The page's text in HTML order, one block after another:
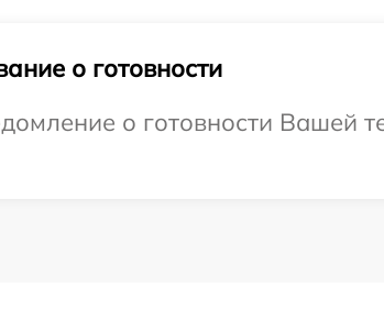
о готовности
о готовности Вашей